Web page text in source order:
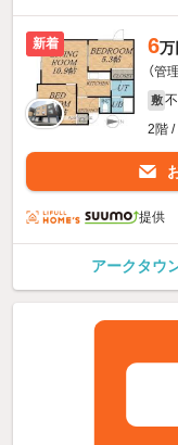
新着 6万
（管
敷
2階 /
提供
アークタウ